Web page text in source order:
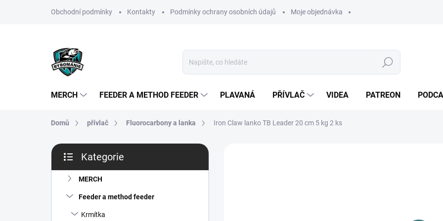
Obchodní podmínky Kontakty Podmínky ochrany osobních údajů Moje objednávka
Hledat
MERCH FEEDER A METHOD FEEDER PLAVANÁ PŘÍVLAČ VIDEA PATREON
Domů přívlač Fluorocarbony a lanka Iron Claw lanko TB Leader 20 cm 5 kg 2 ks
P
s
kategorie
Kategorie
MERCH
Feeder a method feeder
Krmítka